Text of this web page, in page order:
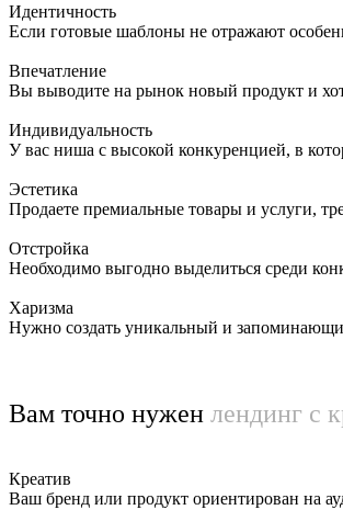
Идентичность
Если готовые шаблоны не отражают
Впечатление
Вы выводите на рынок новый продукт и
Индивидуальность
У вас ниша с высокой конкуренцией, в
Эстетика
Продаете премиальные товары и услуги,
Отстройка
Необходимо выгодно выделиться среди
Харизма
Нужно создать уникальный и
Вам точно нужен лендинг с
Креатив
Ваш бренд или продукт ориентирован на